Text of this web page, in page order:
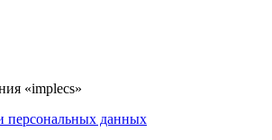
«implecs»
персональных данных